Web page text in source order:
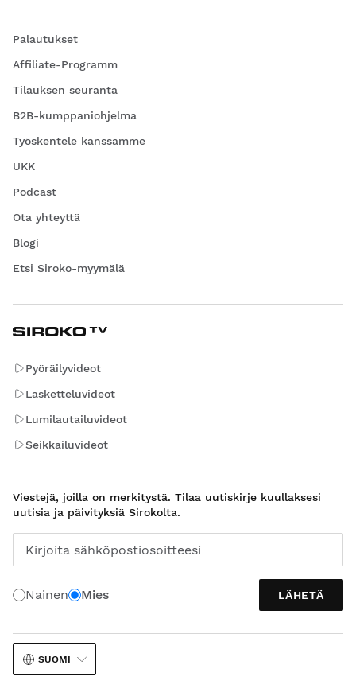
Palautukset
Affiliate-Programm
Tilauksen seuranta
B2B-kumppaniohjelma
Työskentele kanssamme
UKK
Podcast
Ota yhteyttä
Blogi
Etsi Siroko-myymälä
Pyöräilyvideot
Lasketteluvideot
Lumilautailuvideot
Seikkailuvideot
Viestejä, joilla on merkitystä. Tilaa uutiskirje kuullaksesi
uutisia ja päivityksiä Sirokolta.
Kirjoita sähköpostiosoitteesi
Nainen Mies LÄHETÄ
SUOMI